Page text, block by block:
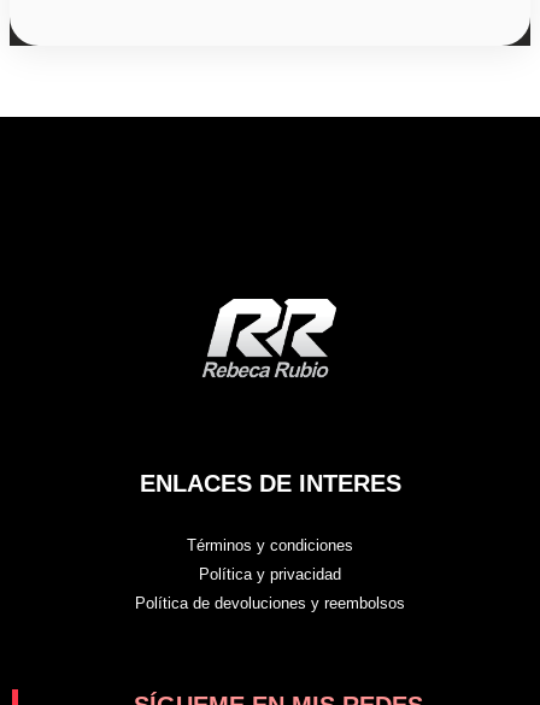
ENLACES DE INTERES
Términos y condiciones
Política y privacidad
Política de devoluciones y reembolsos